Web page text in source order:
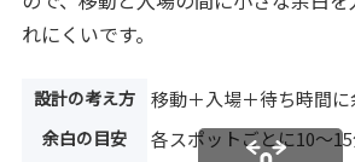
れにくいです。
設計の考え方 移動＋入場＋待ち時間
余白の目安 各スポットごとに10〜